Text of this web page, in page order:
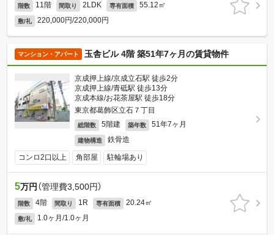
階数 11階 間取り 2LDK 専有面積 55.12㎡
敷/礼 220,000円/220,000円
マンション・アパート 玉舎ビル 4階 築51年7ヶ月の賃貸物件
京成押上線/京成立石駅 徒歩2分
京成押上線/青砥駅 徒歩13分
京成本線/お花茶屋駅 徒歩18分
東京都葛飾区立石７丁目
総階数 5階建 築年数 51年7ヶ月
建物構造 鉄骨造
コンロ2口以上 角部屋 駐輪場あり
5万円 （管理費3,500円）
階数 4階 間取り 1R 専有面積 20.24㎡
敷/礼 1.0ヶ月/1.0ヶ月